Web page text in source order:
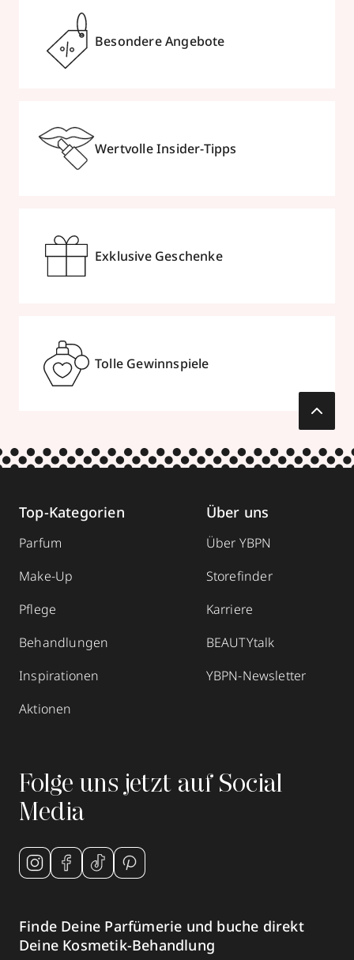
Besondere Angebote
Wertvolle Insider-Tipps
Exklusive Geschenke
Tolle Gewinnspiele
Top-Kategorien
Parfum
Make-Up
Pflege
Behandlungen
Inspirationen
Aktionen
Über uns
Über YBPN
Storefinder
Karriere
BEAUTYtalk
YBPN-Newsletter
Folge uns jetzt auf Social
Media
Finde Deine Parfümerie und buche direkt
Deine Kosmetik-Behandlung